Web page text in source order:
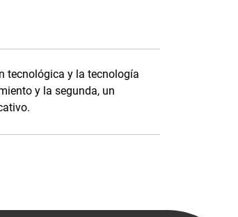
tecnológica y la tecnología
y la segunda, un